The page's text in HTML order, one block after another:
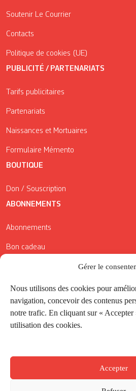
Gérer le
Nous utilisons des cookies pour
navigation, concevoir des contenus
notre trafic. En cliquant sur « Accepter
utilisation des cookies.
Accepter
Soutenir Le Courrier
Contacts
Politique de cookies (UE)
PUBLICITÉ / PARTENARIATS
Tarifs publicitaires
Partenariats
Naissances et Mortuaires
Formulaire Mémento
BOUTIQUE
Don / Souscription
ABONNEMENTS
Abonnements
Bon cadeau
Conditions générales de vente
Réductions de la Carte Côté Courrier
Application